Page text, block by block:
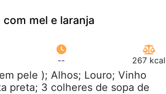
mel e laranja
-- 267 kcal
pele ); Alhos; Louro; Vinho
preta; 3 colheres de sopa de